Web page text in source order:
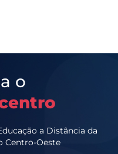
o
a Distância da
Centro-Oeste